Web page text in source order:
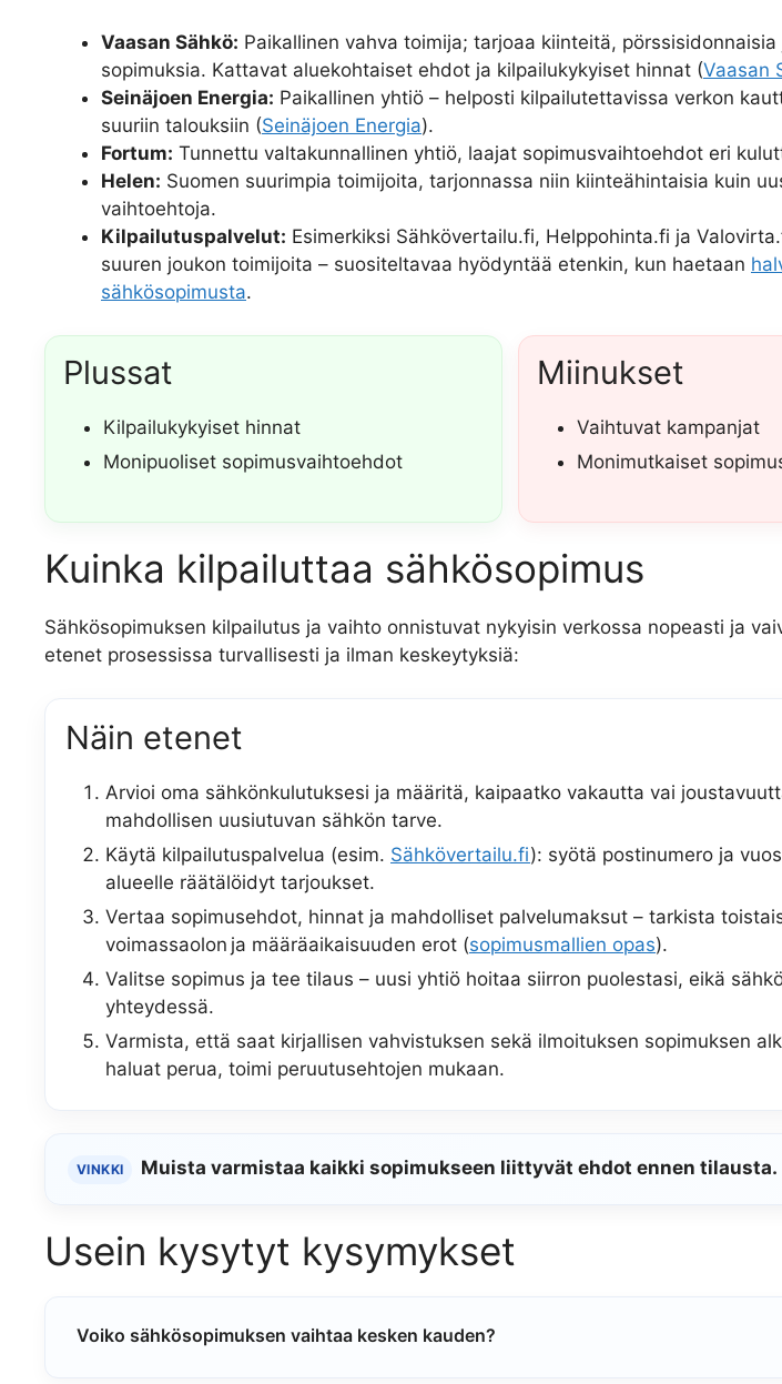
Vaasan Sähkö: Paikallinen vahva toimija; tarjoaa kiinteitä, pörssisidonnaisia
sopimuksia. Kattavat aluekohtaiset ehdot ja kilpailukykyiset hinnat (Vaasan
Seinäjoen Energia: Paikallinen yhtiö – helposti kilpailutettavissa verkon
suuriin talouksiin (Seinäjoen Energia).
Fortum: Tunnettu valtakunnallinen yhtiö, laajat sopimusvaihtoehdot eri
Helen: Suomen suurimpia toimijoita, tarjonnassa niin kiinteähintaisia kuin
vaihtoehtoja.
Kilpailutuspalvelut: Esimerkiksi Sähkövertailu.fi, Helppohinta.fi ja
suuren joukon toimijoita – suositeltavaa hyödyntää etenkin, kun haetaan
sähkösopimusta.
Plussat
Kilpailukykyiset hinnat
Monipuoliset sopimusvaihtoehdot
Miinukset
Vaihtuvat kampanjat
Monimutkaiset
Kuinka kilpailuttaa sähkösopimus
Sähkösopimuksen kilpailutus ja vaihto onnistuvat nykyisin verkossa nopeasti ja
etenet prosessissa turvallisesti ja ilman keskeytyksiä:
Näin etenet
Arvioi oma sähkönkulutuksesi ja määritä, kaipaatko vakautta vai
mahdollisen uusiutuvan sähkön tarve.
Käytä kilpailutuspalvelua (esim. Sähkövertailu.fi): syötä postinumero ja
alueelle räätälöidyt tarjoukset.
Vertaa sopimusehdot, hinnat ja mahdolliset palvelumaksut – tarkista
voimassaolon ja määräaikaisuuden erot (sopimusmallien opas).
Valitse sopimus ja tee tilaus – uusi yhtiö hoitaa siirron puolestasi, eikä
yhteydessä.
Varmista, että saat kirjallisen vahvistuksen sekä ilmoituksen sopimuksen
haluat perua, toimi peruutusehtojen mukaan.
VINKKI Muista varmistaa kaikki sopimukseen liittyvät ehdot ennen tilausta.
Usein kysytyt kysymykset
Voiko sähkösopimuksen vaihtaa kesken kauden?